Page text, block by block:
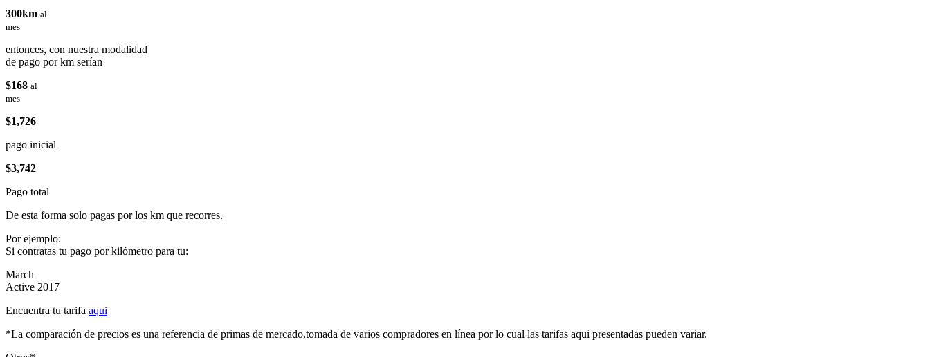
300km al
mes
entonces, con nuestra modalidad
de pago por km serían
$168 al
mes
$1,726
pago inicial
$3,742
Pago total
De esta forma solo pagas por los km que recorres.
Por ejemplo:
Si contratas tu pago por kilómetro para tu:
March
Active 2017
Encuentra tu tarifa aqui
*La comparación de precios es una referencia de primas de mercado,tomada de varios compradores en línea por lo cual las tarifas aqui presentadas pueden variar.